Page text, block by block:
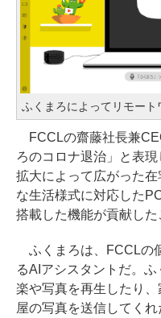
ふくまろによってリモー
FCCLの齋藤社長兼
ろのコロナ退治」と表
拡大によって広がった
な生活様式に対応した
搭載した機能が貢献した
ふくまろは、FCCLの
るAIアシスタントだ。
楽や写真を再生したり
屋の写真を送信してくれ